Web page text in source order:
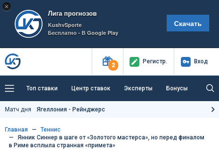
×
Лига прогнозов
KushvSporte
Бесплатно - В Google Play
Скачать
2
Регистр. Вход
Топ ставки Центр ставок Эксперты Бонусы
Тренды Букмекеры
Как тут заработать?
Матч дня Ягеллония - Рейнджерс
Главная
Теннис
Янник Синнер в шаге от «Золотого мастерса», но перед финалом
в Риме всплыла странная «примета»